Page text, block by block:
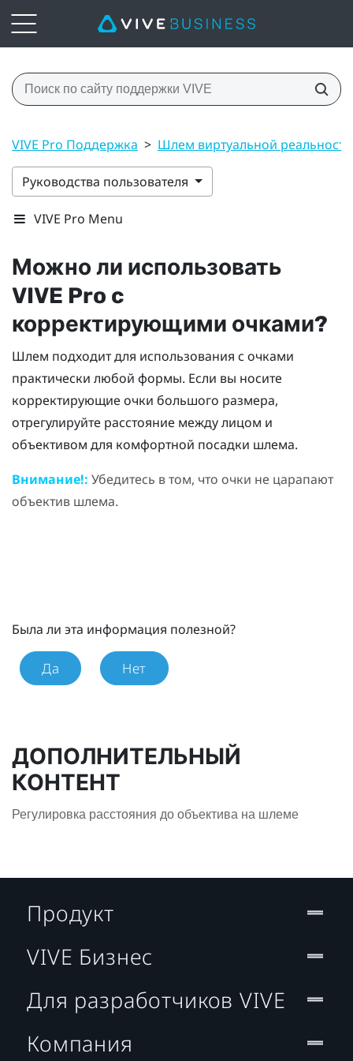
VIVE Pro Поддержка > Шлем виртуальной
Руководства пользователя
VIVE Pro Menu
Можно ли использовать
VIVE Pro c
корректирующими очками?
Шлем подходит для использования с очками
практически любой формы. Если вы носите
корректирующие очки большого размера,
отрегулируйте расстояние между лицом и
объективом для комфортной посадки шлема.
Внимание!: Убедитесь в том, что очки не царапают
объектив шлема.
Была ли эта информация полезной?
Да Нет
ДОПОЛНИТЕЛЬНЫЙ
КОНТЕНТ
Регулировка расстояния до объектива на шлеме
Продукт
VIVE Бизнес
Для разработчиков VIVE
Компания